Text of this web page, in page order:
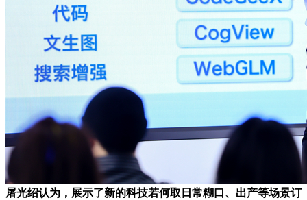
屠光绍认为，展示了新的科技若何取日常糊口、出产等场景订